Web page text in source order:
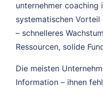
unternehmer
systematischen
– schnelleres
Ressourcen, solide
Die meisten
Information – ihnen